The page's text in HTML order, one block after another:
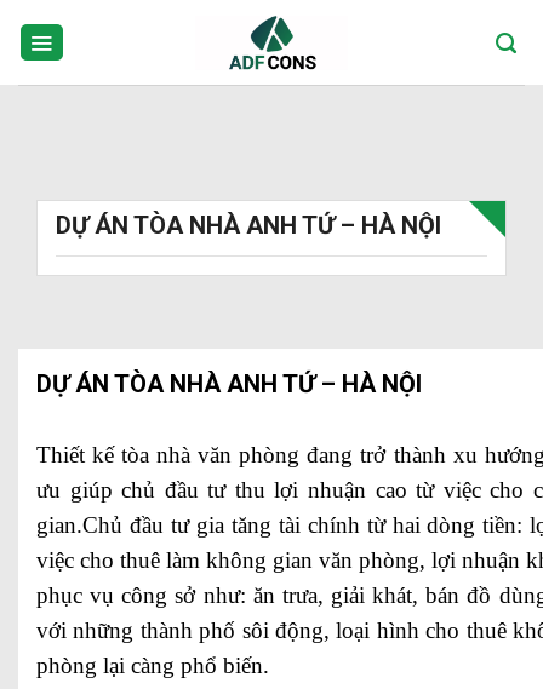
DỰ ÁN TÒA NHÀ ANH TỨ – HÀ NỘI
DỰ ÁN TÒA NHÀ ANH TỨ – HÀ NỘI
Thiết kế tòa nhà văn phòng đang trở thành xu
ưu giúp chủ đầu tư thu lợi nhuận cao từ việc cho
gian.Chủ đầu tư gia tăng tài chính từ hai dòng tiền:
việc cho thuê làm không gian văn phòng, lợi nhuận
phục vụ công sở như: ăn trưa, giải khát, bán đồ
với những thành phố sôi động, loại hình cho thuê
phòng lại càng phổ biến.